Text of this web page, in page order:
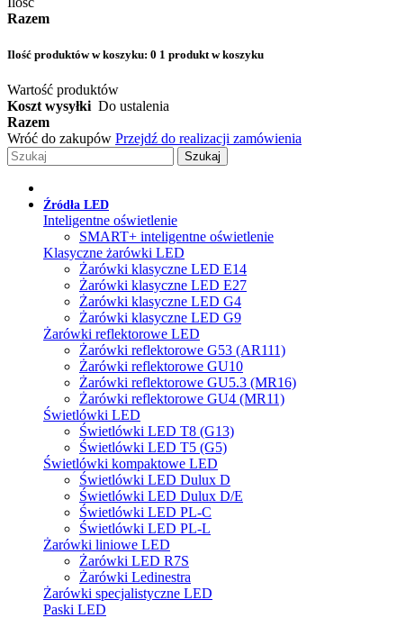
Razem
Ilość produktów w koszyku: 0 1 produkt w koszyku
Wartość produktów
Koszt wysyłki Do ustalenia
Razem
Wróć do zakupów Przejdź do realizacji zamówienia
Szukaj
Źródła LED
Inteligentne oświetlenie
SMART+ inteligentne oświetlenie
Klasyczne żarówki LED
Żarówki klasyczne LED E14
Żarówki klasyczne LED E27
Żarówki klasyczne LED G4
Żarówki klasyczne LED G9
Żarówki reflektorowe LED
Żarówki reflektorowe G53 (AR111)
Żarówki reflektorowe GU10
Żarówki reflektorowe GU5.3 (MR16)
Żarówki reflektorowe GU4 (MR11)
Świetlówki LED
Świetlówki LED T8 (G13)
Świetlówki LED T5 (G5)
Świetlówki kompaktowe LED
Świetlówki LED Dulux D
Świetlówki LED Dulux D/E
Świetlówki LED PL-C
Świetlówki LED PL-L
Żarówki liniowe LED
Żarówki LED R7S
Żarówki Ledinestra
Żarówki specjalistyczne LED
Paski LED